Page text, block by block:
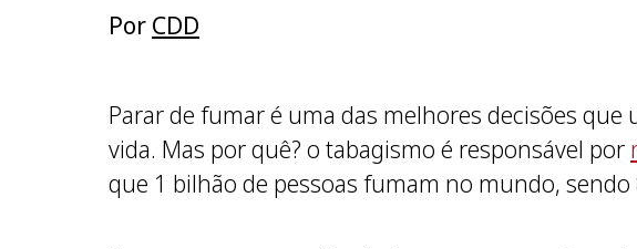
Por CDD
Parar de fumar é uma das melhores decisões
vida. Mas por quê? o tabagismo é responsável por
que 1 bilhão de pessoas fumam no mundo,